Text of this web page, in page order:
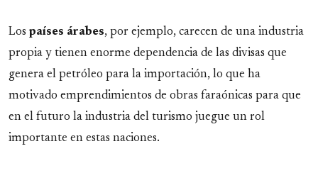
Los países árabes, por ejemplo, carecen de una industria
propia y tienen enorme dependencia de las divisas que
genera el petróleo para la importación, lo que ha
motivado emprendimientos de obras faraónicas para que
en el futuro la industria del turismo juegue un rol
importante en estas naciones.